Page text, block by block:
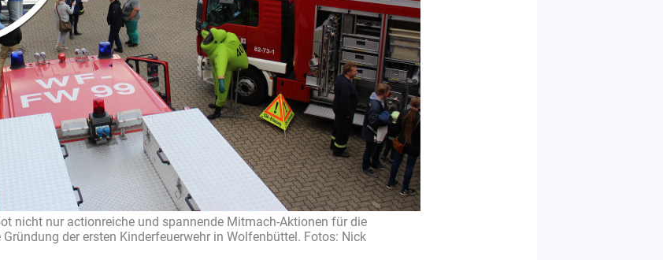
nicht nur actionreiche und spannende Mitmach-Aktionen für die
der ersten Kinderfeuerwehr in Wolfenbüttel. Fotos: Nick